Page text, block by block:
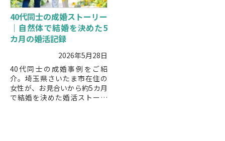
40代同士の成婚ストーリー
｜自然体で結婚を決めた5
カ月の婚活記録
2026年5月28日
40代同士の成婚事例をご紹
介。埼玉県さいたま市在住の
女性が、お見合いから約5カ月
で結婚を決めた婚活ストーリ